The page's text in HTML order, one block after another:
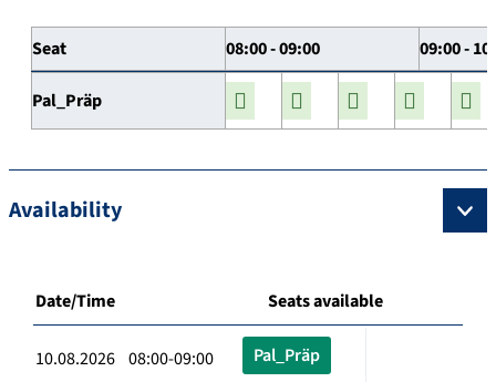
Seat 08:00 - 09:00 09:00 -
Pal_Präp
Availability
Date/Time Seats available
10.08.2026 08:00-09:00 Pal_Präp